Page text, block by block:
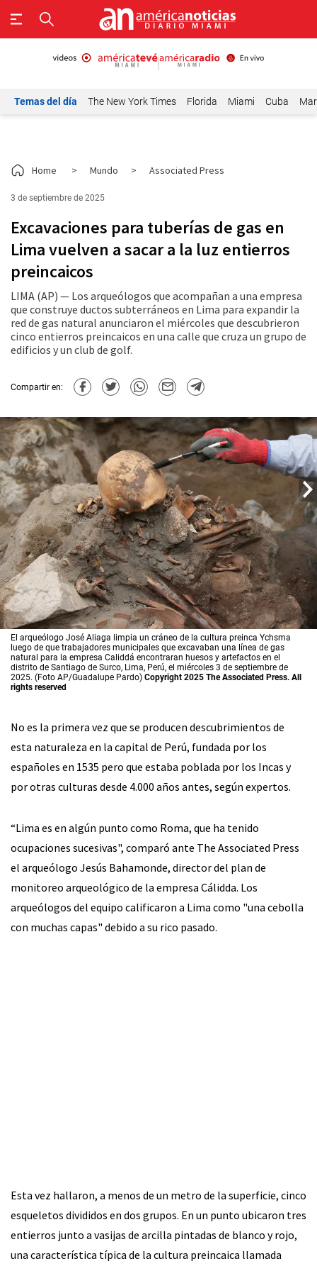
Temas del día The New York Times Florida Miami Cuba
Home > Mundo > Associated Press
3 de septiembre de 2025
Excavaciones para tuberías de gas en
Lima vuelven a sacar a la luz entierros
preincaicos
LIMA (AP) — Los arqueólogos que acompañan a una empresa
que construye ductos subterráneos en Lima para expandir la
red de gas natural anunciaron el miércoles que descubrieron
cinco entierros preincaicos en una calle que cruza un grupo de
edificios y un club de golf.
Compartir en:
El arqueólogo José Aliaga limpia un cráneo de la cultura preinca Ychsma
luego de que trabajadores municipales que excavaban una línea de gas
natural para la empresa Caliddá encontraran huesos y artefactos en el
distrito de Santiago de Surco, Lima, Perú, el miércoles 3 de septiembre de
2025. (Foto AP/Guadalupe Pardo) Copyright 2025 The Associated Press. All
rights reserved
No es la primera vez que se producen descubrimientos de
esta naturaleza en la capital de Perú, fundada por los
españoles en 1535 pero que estaba poblada por los Incas y
por otras culturas desde 4.000 años antes, según expertos.
“Lima es en algún punto como Roma, que ha tenido
ocupaciones sucesivas", comparó ante The Associated Press
el arqueólogo Jesús Bahamonde, director del plan de
monitoreo arqueológico de la empresa Cálidda. Los
arqueólogos del equipo calificaron a Lima como "una cebolla
con muchas capas" debido a su rico pasado.
Esta vez hallaron, a menos de un metro de la superficie, cinco
esqueletos divididos en dos grupos. En un punto ubicaron tres
entierros junto a vasijas de arcilla pintadas de blanco y rojo,
una característica típica de la cultura preincaica llamada